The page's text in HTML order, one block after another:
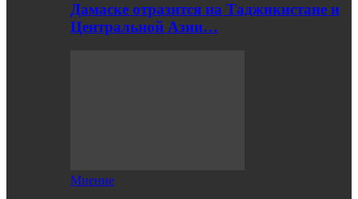
Дамаске отразится на Таджикистане и
Центральной Азии…
Мнение